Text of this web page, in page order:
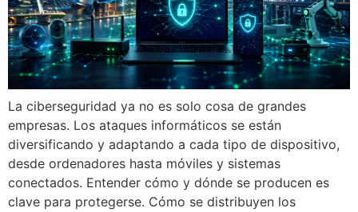
La ciberseguridad ya no es solo cosa de grandes
empresas. Los ataques informáticos se están
diversificando y adaptando a cada tipo de dispositivo,
desde ordenadores hasta móviles y sistemas
conectados. Entender cómo y dónde se producen es
clave para protegerse. Cómo se distribuyen los